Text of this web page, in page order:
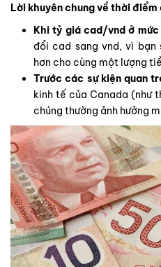
Lời khuyên chung về thời
Khi tỷ giá cad/vnd ở mức
đổi cad sang vnd, vì bạn
hơn cho cùng một lượng
Trước các sự kiện quan
kinh tế của Canada (như
chúng thường ảnh hưởng